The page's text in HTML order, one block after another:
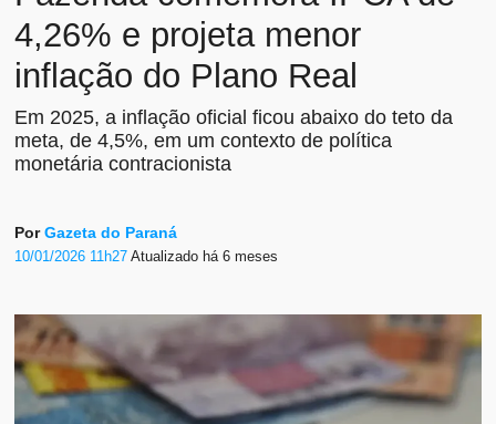
4,26% e projeta menor
inflação do Plano Real
Em 2025, a inflação oficial ficou abaixo do teto da
meta, de 4,5%, em um contexto de política
monetária contracionista
PorGazeta do Paraná
10/01/2026 11h27Atualizado há 6 meses